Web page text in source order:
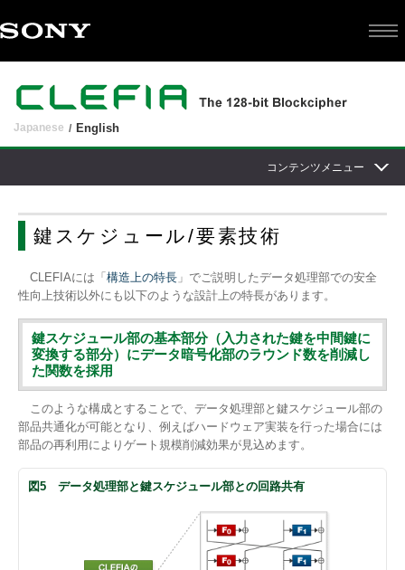
Japanese English
コンテンツメニュー
鍵スケジュール/要素技術
CLEFIAには「 構造上の特長」でご説明したデータ処理部での安全
性向上技術以外にも以下のような設計上の特長があります。
鍵スケジュール部の基本部分（入力された鍵を中間鍵に
変換する部分）にデータ暗号化部のラウンド数を削減し
た関数を採用
このような構成とすることで、データ処理部と鍵スケジュール部の
部品共通化が可能となり、例えばハードウェア実装を行った場合には
部品の再利用によりゲート規模削減効果が見込めます。
図5 データ処理部と鍵スケジュール部との回路共有